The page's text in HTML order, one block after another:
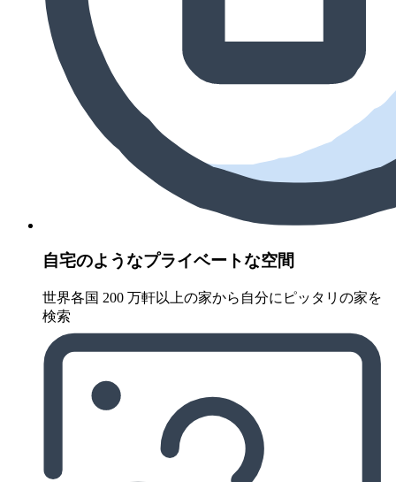
自宅のようなプライベートな空間
世界各国 200 万軒以上の家から自分にピッタリの家を
検索